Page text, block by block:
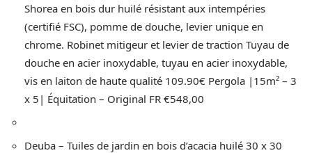
Shorea en bois dur huilé résistant aux intempéries
(certifié FSC), pomme de douche, levier unique en
chrome. Robinet mitigeur et levier de traction Tuyau de
douche en acier inoxydable, tuyau en acier inoxydable,
vis en laiton de haute qualité 109.90€ Pergola |15m² – 3
x 5| Équitation – Original FR €548,00
Deuba – Tuiles de jardin en bois d’acacia huilé 30 x 30